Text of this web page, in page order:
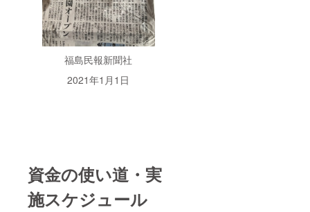
福島民報新聞社
2021年1月1日
資金の使い道・実
施スケジュール